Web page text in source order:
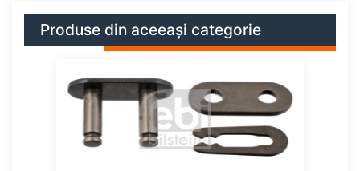
Produse din aceeași categorie